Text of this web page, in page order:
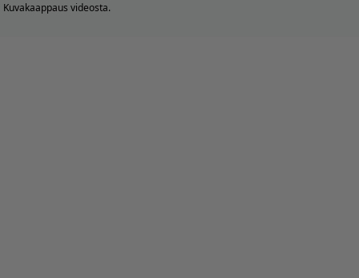
Kuvakaappaus videosta.